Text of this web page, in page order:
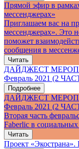
Прямой эфир в
мессенджерах»
Приглашаем вас на
мессенджерах». Это
поможет
сообщения в
Читать
ДАЙДЖЕСТ
Февраль 2021 (2
Подробнее
ДАЙДЖЕСТ
Февраль 2021 (2
Вторая часть
Faberlic в социальных
Читать
Проект